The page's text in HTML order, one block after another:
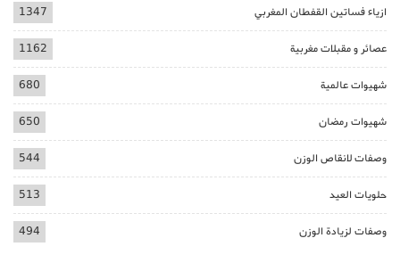
ازياء فساتين القفطان المغربي 1347
عصائر و مقبلات مغربية 1162
شهيوات عالمية 680
شهيوات رمضان 650
وصفات لانقاص الوزن 544
حلويات العيد 513
وصفات لزيادة الوزن 494